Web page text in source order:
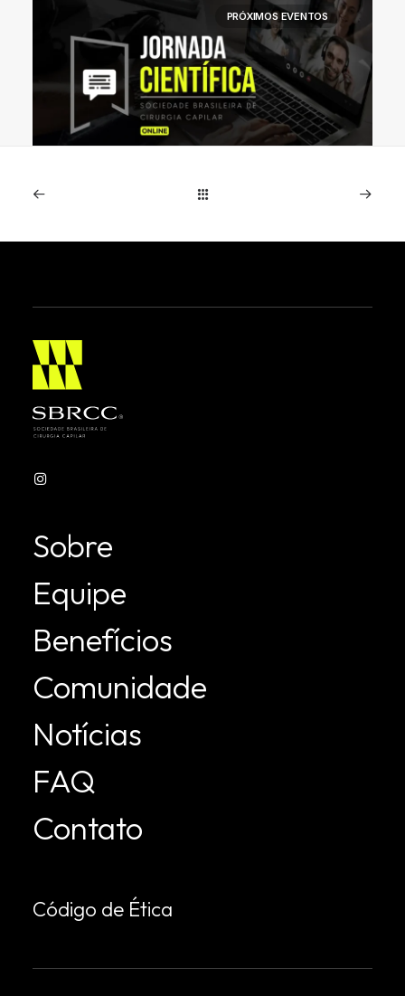
PRÓXIMOS EVENTOS
SBRCC realiza primeira Jornada
países em cinco noites de programação ao…
Sobre
Equipe
Benefícios
Comunidade
Notícias
FAQ
Contato
Código de Ética